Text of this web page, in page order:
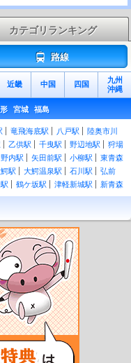
カテゴリランキング
路線
近畿 中国 四国
九州
沖縄
宮城 福島
竜飛海底駅 八戸駅
陸奥市川
乙供駅 千曳駅 野辺地駅
狩場
野内駅 矢田前駅 小柳駅
東青森
駅 大鰐温泉駅 石川駅
弘前
鶴ケ坂駅 津軽新城駅
新青森
駅 近川駅 金谷沢駅
赤川駅
広戸駅 追良瀬駅 驫木駅
風合瀬
陸奥赤石駅 鰺ケ沢駅
津軽五所川原駅 陸奥鶴田駅
奥内駅 左堰駅 後潟駅
大川平駅 今別駅 津軽浜名駅
白銀駅 鮫駅
プレイピア白浜駅
駅 階上駅 十川駅
駅 川倉駅 大沢内駅
館田駅 平賀駅
柏農高校前駅
石駅 宿川原駅 鯖石駅
駅 小栗山駅 千年駅